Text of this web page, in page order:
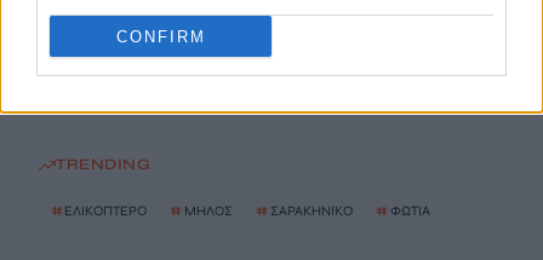
CONFIRM
Κοινός λογαριασμός: Πότε η ανάληψη χρημάτων θεωρείται
δωρεά – Τι πρέπει να προσέξετε
TRENDING
# ΕΛΙΚΟΠΤΕΡΟ # ΜΗΛΟΣ # ΣΑΡΑΚΗΝΙΚΟ # ΦΩΤΙΑ